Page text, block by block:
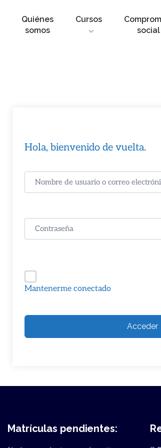
Quiénes
somos
Cursos
social
Hola, bienvenido de vuelta.
Mantenerme conectado
Acceder
Matrículas pendientes: